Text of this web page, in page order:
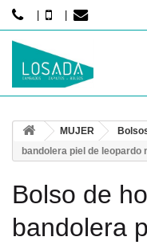
MUJER
bandolera piel de
Bolso de
bandolera